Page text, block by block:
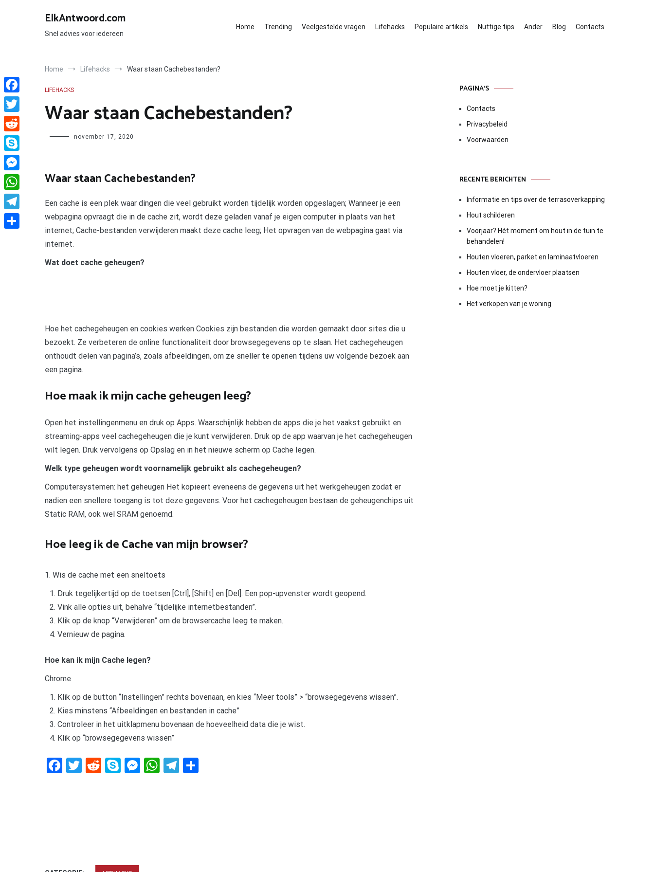
ElkAntwoord.com
Snel advies voor iedereen
Home Trending Veelgestelde vragen Lifehacks Populaire artikels Nuttige tips Ander Blog Contacts
Home Lifehacks Waar staan Cachebestanden?
LIFEHACKS
Waar staan Cachebestanden?
Author november 17, 2020
Waar staan Cachebestanden?
Een cache is een plek waar dingen die veel gebruikt worden tijdelijk worden opgeslagen; Wanneer je een
webpagina opvraagt die in de cache zit, wordt deze geladen vanaf je eigen computer in plaats van het
internet; Cache-bestanden verwijderen maakt deze cache leeg; Het opvragen van de webpagina gaat via
internet.
Wat doet cache geheugen?
Hoe het cachegeheugen en cookies werken Cookies zijn bestanden die worden gemaakt door sites die u
bezoekt. Ze verbeteren de online functionaliteit door browsegegevens op te slaan. Het cachegeheugen
onthoudt delen van pagina’s, zoals afbeeldingen, om ze sneller te openen tijdens uw volgende bezoek aan
een pagina.
Hoe maak ik mijn cache geheugen leeg?
Open het instellingenmenu en druk op Apps. Waarschijnlijk hebben de apps die je het vaakst gebruikt en
streaming-apps veel cachegeheugen die je kunt verwijderen. Druk op de app waarvan je het cachegeheugen
wilt legen. Druk vervolgens op Opslag en in het nieuwe scherm op Cache legen.
Welk type geheugen wordt voornamelijk gebruikt als cachegeheugen?
Computersystemen: het geheugen Het kopieert eveneens de gegevens uit het werkgeheugen zodat er
nadien een snellere toegang is tot deze gegevens. Voor het cachegeheugen bestaan de geheugenchips uit
Static RAM, ook wel SRAM genoemd.
Hoe leeg ik de Cache van mijn browser?
1. Wis de cache met een sneltoets
Druk tegelijkertijd op de toetsen [Ctrl], [Shift] en [Del]. Een pop-upvenster wordt geopend.
Vink alle opties uit, behalve “tijdelijke internetbestanden”.
Klik op de knop “Verwijderen” om de browsercache leeg te maken.
Vernieuw de pagina.
Hoe kan ik mijn Cache legen?
Chrome
Klik op de button “Instellingen” rechts bovenaan, en kies “Meer tools” > “browsegegevens wissen”.
Kies minstens “Afbeeldingen en bestanden in cache”
Controleer in het uitklapmenu bovenaan de hoeveelheid data die je wist.
Klik op “browsegegevens wissen”
Facebook
Twitter
RedditSkypeMessenger
WhatsApp
Telegram
PAGINA’S
Contacts
Privacybeleid
Voorwaarden
RECENTE BERICHTEN
Informatie en tips over de terrasoverkapping
Hout schilderen
Voorjaar? Hét moment om hout in de tuin te
behandelen!
Houten vloeren, parket en laminaatvloeren
Houten vloer, de ondervloer plaatsen
Hoe moet je kitten?
Het verkopen van je woning
Facebook
Twitter
Reddit
Skype
Messenger
WhatsApp
Telegram